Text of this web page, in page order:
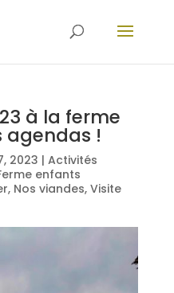
à la ferme
agendas !
2023 | Activités
enfants
, Nos viandes, Visite